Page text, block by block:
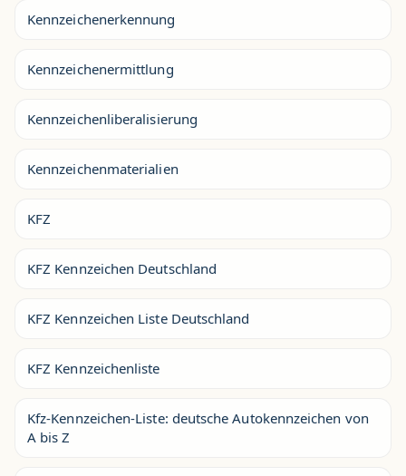
Kennzeichenerkennung
Kennzeichenermittlung
Kennzeichenliberalisierung
Kennzeichenmaterialien
KFZ
KFZ Kennzeichen Deutschland
KFZ Kennzeichen Liste Deutschland
KFZ Kennzeichenliste
Kfz-Kennzeichen-Liste: deutsche Autokennzeichen von
A bis Z